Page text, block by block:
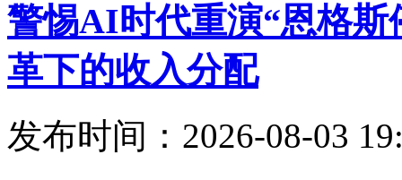
警惕AI时代重演“恩格
革下的收入分配
发布时间：2026-08-03